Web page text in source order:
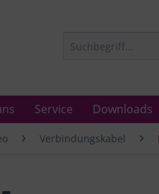
Service Downloads
Verbindungskabel